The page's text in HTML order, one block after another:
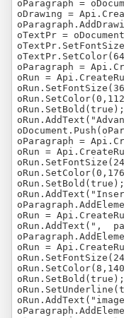
oParagraph =
oDrawing =
oTextPr =
oParagraph =
oRun =
oRun.SetBold(true);
oParagraph =
oRun =
oRun.SetBold(true);
oRun =
oRun.AddText(",
oRun =
oRun.SetBold(true);